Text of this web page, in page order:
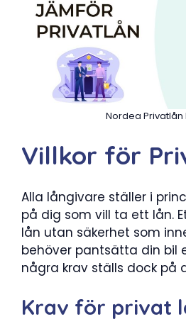
Nordea Privatlån
Villkor för
Alla långivare ställer i
på dig som vill ta ett lån.
lån utan säkerhet som
behöver pantsätta din bil
några krav ställs dock på
Krav för privat